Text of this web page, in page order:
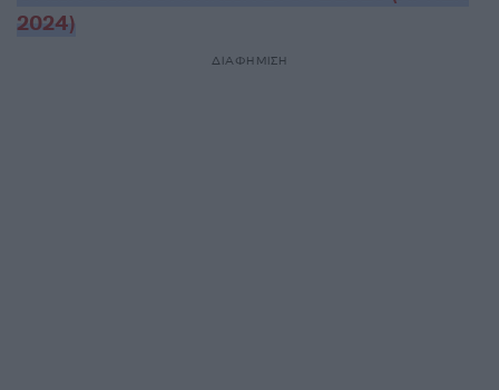
2024)
ΔΙΑΦΗΜΙΣΗ